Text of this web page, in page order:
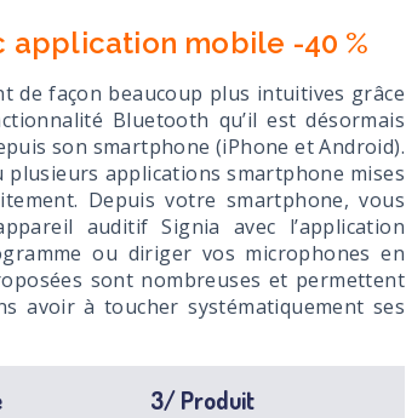
application mobile -40 %
de façon beaucoup plus intuitives grâce
Bluetooth qu’il est désormais
son smartphone (iPhone et Android).
applications smartphone mises
Depuis votre smartphone, vous
auditif Signia avec l’application
ou diriger vos microphones en
sont nombreuses et permettent
avoir à toucher systématiquement ses
3/ Produit